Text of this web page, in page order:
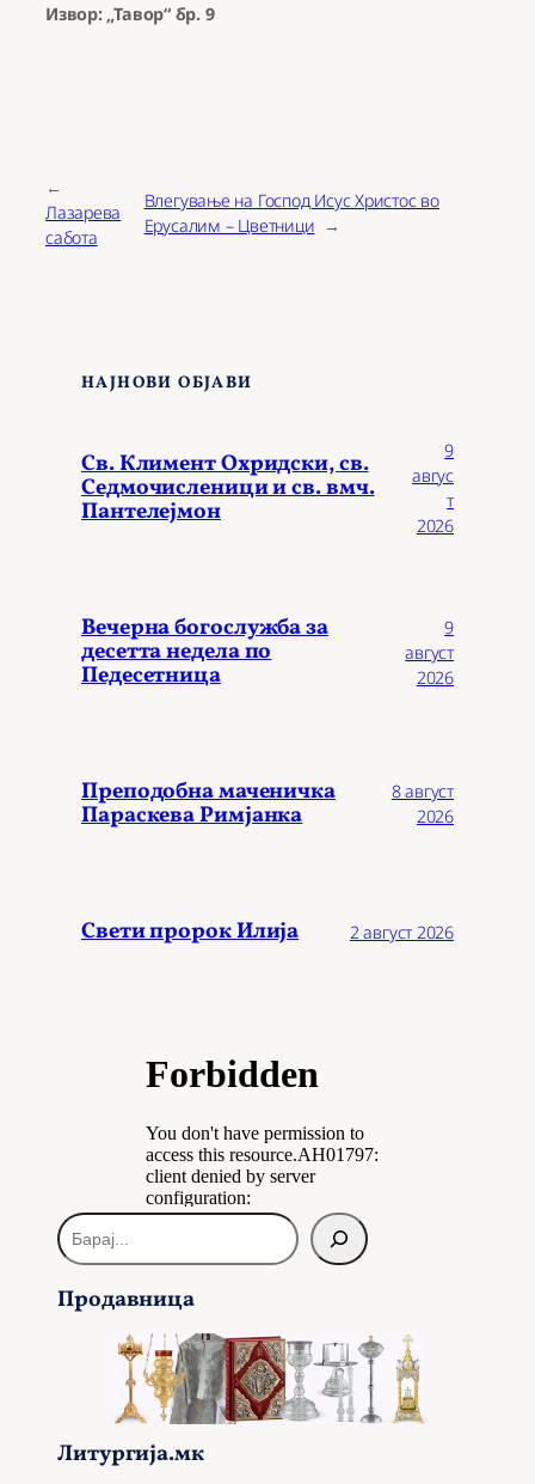
Извор: „Тавор“ бр. 9
←
Лазарева
сабота
Влегување на Господ Исус Христос во
Ерусалим – Цветници →
НАЈНОВИ ОБЈАВИ
Св. Климент Охридски, св.
Седмочисленици и св. вмч.
Пантелејмон
9
авгус
т
2026
Вечерна богослужба за
десетта недела по
Педесетница
9
август
2026
Преподобна маченичка
Параскева Римјанка
8 август
2026
Свети пророк Илија 2 август 2026
Б
а
а
Продавница
Литургија.мк